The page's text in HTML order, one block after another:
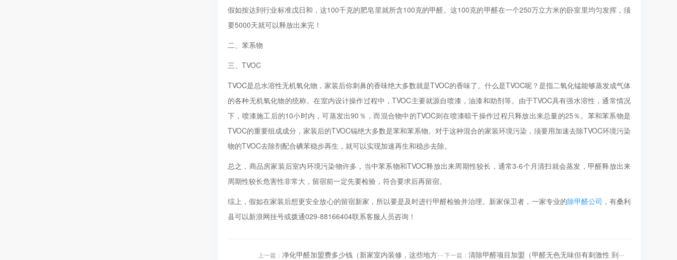
假如按达到行业标准戊日和，这100千克的肥皂里就所含100克的甲醛。这100克的甲醛在一个250万立方米的卧室里均匀发挥，须
要5000天就可以释放出来完！
二、苯系物
三、TVOC
TVOC是总水溶性无机氧化物，家装后你刺鼻的香味绝大多数就是TVOC的香味了。什么是TVOC呢？是指二氧化锰能够蒸发成气体
的各种无机氧化物的统称。在室内设计操作过程中，TVOC主要就源自喷漆，油漆和助剂等。由于TVOC具有强水溶性，通常情况
下，喷漆施工后的10小时内，可蒸发出90％，而混合物中的TVOC则在喷漆晾干操作过程只释放出来总量的25％。苯和苯系物是
TVOC的重要组成成分，家装后的TVOC镉绝大多数是苯和苯系物。对于这种混合的家装环境污染，须要用加速去除TVOC环境污染
物的TVOC去除剂配合碘苯稳步再生，就可以实现加速再生和稳步去除。
总之，商品房家装后室内环境污染物许多，当中苯系物和TVOC释放出来周期性较长，通常3-6个月清扫就会蒸发，甲醛释放出来
周期性较长危害性非常大，留宿前一定先要检验，符合要求后再留宿。
综上，假如在家装后想更安全放心的留宿新家，所以要是及时进行甲醛检验并治理。新家保卫者，一家专业的除甲醛公司 ，有桑利
县可以新浪网挂号或拨通029-88166404联系客服人员咨询！
上一篇： 净化甲醛加盟费多少钱（新家室内装修，这些地方···下一篇： 清除甲醛项目加盟（甲醛无色无味但有刺激性 到···